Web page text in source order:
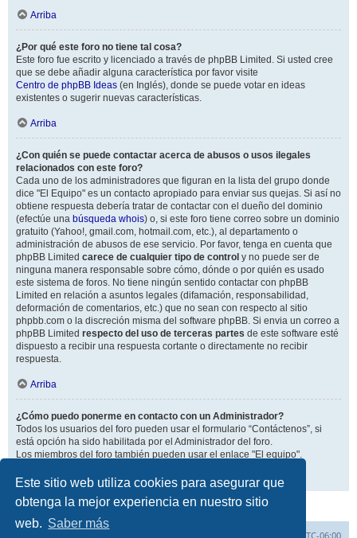
Este sitio web utiliza cookies para asegurar que
obtenga la mejor experiencia en nuestro sitio
web. Saber más
Arriba
¿Por qué este foro no tiene tal cosa?
Este foro fue escrito y licenciado a través de phpBB Limited. Si usted cree
que se debe añadir alguna característica por favor visite
Centro de phpBB Ideas (en Inglés), donde se puede votar en ideas
existentes o sugerir nuevas características.
Arriba
¿Con quién se puede contactar acerca de abusos o usos ilegales
relacionados con este foro?
Cada uno de los administradores que figuran en la lista del grupo donde
dice "El Equipo" es un contacto apropiado para enviar sus quejas. Si así no
obtiene respuesta debería tratar de contactar con el dueño del dominio
(efectúe una búsqueda whois) o, si este foro tiene correo sobre un dominio
gratuito (Yahoo!, gmail.com, hotmail.com, etc.), al departamento o
administración de abusos de ese servicio. Por favor, tenga en cuenta que
phpBB Limited carece de cualquier tipo de control y no puede ser de
ninguna manera responsable sobre cómo, dónde o por quién es usado
este sistema de foros. No tiene ningún sentido contactar con phpBB
Limited en relación a asuntos legales (difamación, responsabilidad,
deformación de comentarios, etc.) que no sean con respecto al sitio
phpbb.com o la discreción misma del software phpBB. Si envia un correo a
phpBB Limited respecto del uso de terceras partes de este software esté
dispuesto a recibir una respuesta cortante o directamente no recibir
respuesta.
Arriba
¿Cómo puedo ponerme en contacto con un Administrador?
Todos los usuarios del foro pueden usar el formulario “Contáctenos”, si
está opción ha sido habilitada por el Administrador del foro.
Los miembros del foro también pueden usar el enlace "El equipo".
Arriba
UTC-06:00